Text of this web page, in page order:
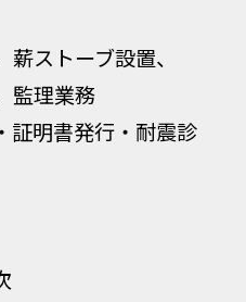
ストーブ設置、
監理業務
証明書発行・耐震診